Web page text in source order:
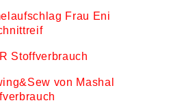
Frau Eni
Stoffverbrauch
von Mashal